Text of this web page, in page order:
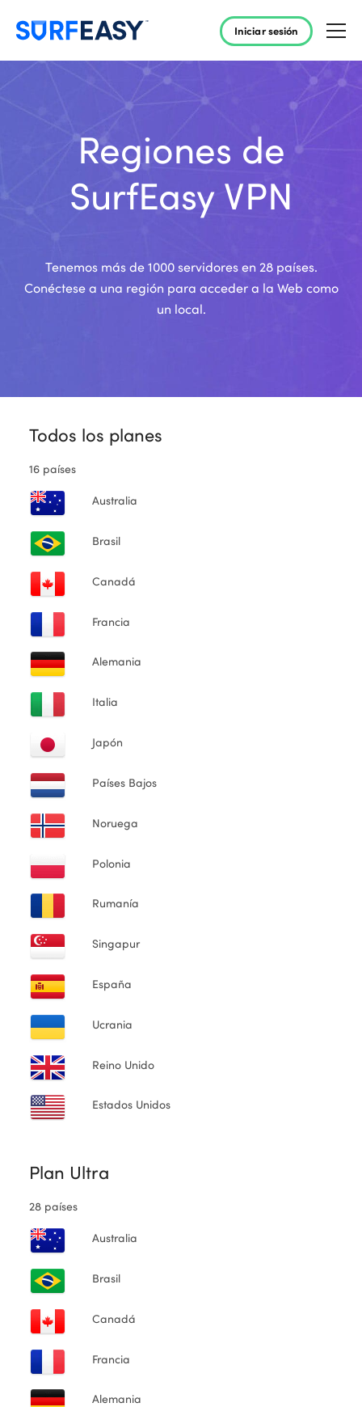
Iniciar sesión
Regiones de
SurfEasy VPN
Tenemos más de 1000 servidores en 28 países.
Conéctese a una región para acceder a la Web como
un local.
Todos los planes
16 países
Australia
Brasil
Canadá
Francia
Alemania
Italia
Japón
Países Bajos
Noruega
Polonia
Rumanía
Singapur
España
Ucrania
Reino Unido
Estados Unidos
Plan Ultra
28 países
Australia
Brasil
Canadá
Francia
Alemania